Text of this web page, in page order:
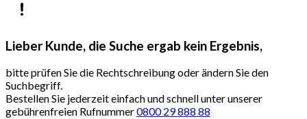
Lieber Kunde, die Suche ergab kein Ergebnis,
bitte prüfen Sie die Rechtschreibung oder ändern Sie den
Suchbegriff.
Bestellen Sie jederzeit einfach und schnell unter unserer
gebührenfreien Rufnummer0800 29 888 88